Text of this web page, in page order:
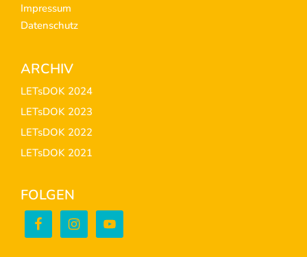
Impressum
Datenschutz
ARCHIV
LETsDOK 2024
LETsDOK 2023
LETsDOK 2022
LETsDOK 2021
FOLGEN